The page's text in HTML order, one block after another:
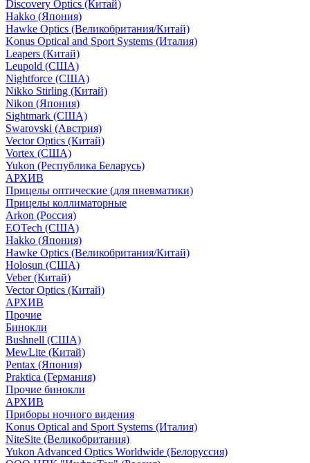
Discovery Optics (Китай)
Hakko (Япония)
Hawke Optics (Великобритания/Китай)
Konus Optical and Sport Systems (Италия)
Leapers (Китай)
Leupold (США)
Nightforce (США)
Nikko Stirling (Китай)
Nikon (Япония)
Sightmark (США)
Swarovski (Австрия)
Vector Optics (Китай)
Vortex (США)
Yukon (Республика Беларусь)
АРХИВ
Прицелы оптические (для пневматики)
Прицелы коллиматорные
Arkon (Россия)
EOTech (США)
Hakko (Япония)
Hawke Optics (Великобритания/Китай)
Holosun (США)
Veber (Китай)
Vector Optics (Китай)
АРХИВ
Прочие
Бинокли
Bushnell (США)
MewLite (Китай)
Pentax (Япония)
Praktica (Германия)
Прочие бинокли
АРХИВ
Приборы ночного видения
Konus Optical and Sport Systems (Италия)
NiteSite (Великобритания)
Yukon Advanced Optics Worldwide (Белоруссия)